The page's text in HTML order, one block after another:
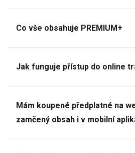
Co vše obsahuje PREMIUM+
Jak funguje přístup do online
Mám koupené předplatné na
zamčený obsah i v mobilní